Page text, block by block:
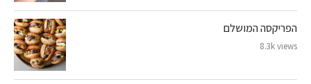
הפריקסה המושלם
8.3k views